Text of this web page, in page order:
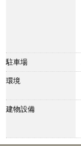
駐車場
環境
建物設備